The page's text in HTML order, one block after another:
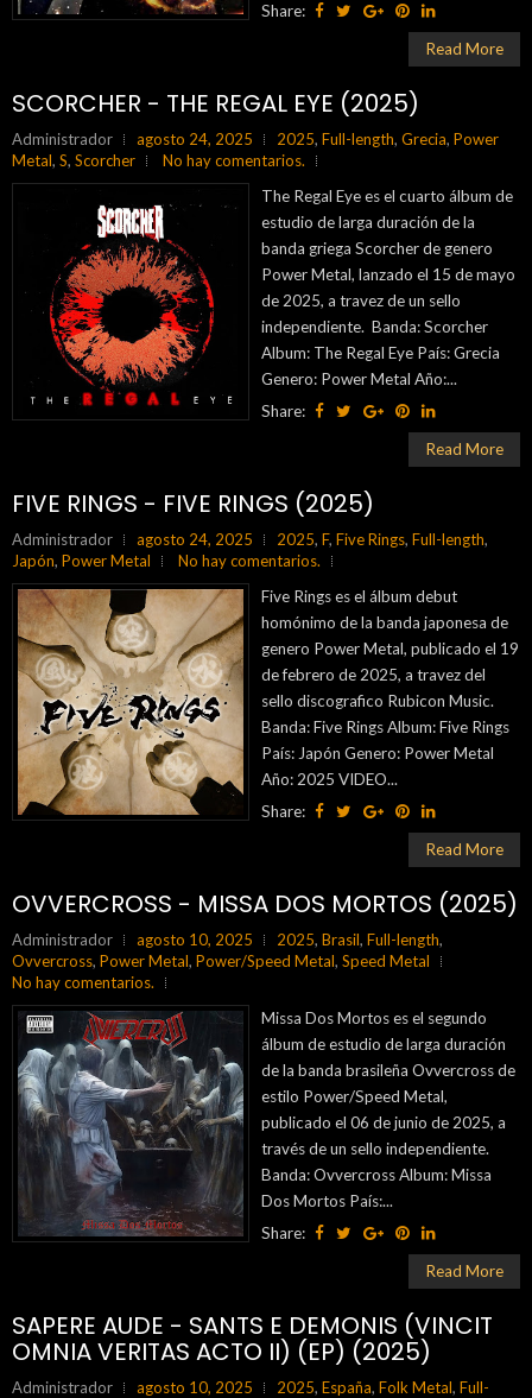
Share:
Read More
SCORCHER - THE REGAL EYE (2025)
Administrador agosto 24, 2025 2025, Full-length, Grecia, Power
Metal, S, Scorcher
No hay comentarios.
The Regal Eye es el cuarto álbum de
estudio de larga duración de la
banda griega Scorcher de genero
Power Metal, lanzado el 15 de mayo
de 2025, a travez de un sello
independiente. Banda: Scorcher
Album: The Regal Eye País: Grecia
Genero: Power Metal Año:...
Share:
Read More
FIVE RINGS - FIVE RINGS (2025)
Administrador agosto 24, 2025 2025, F, Five Rings, Full-length,
Japón, Power Metal
No hay comentarios.
Five Rings es el álbum debut
homónimo de la banda japonesa de
genero Power Metal, publicado el 19
de febrero de 2025, a travez del
sello discografico Rubicon Music.
Banda: Five Rings Album: Five Rings
País: Japón Genero: Power Metal
Año: 2025 VIDEO...
Share:
Read More
OVVERCROSS - MISSA DOS MORTOS (2025)
Administrador agosto 10, 2025 2025, Brasil, Full-length,
Ovvercross, Power Metal, Power/Speed Metal, Speed Metal
No hay comentarios.
Missa Dos Mortos es el segundo
álbum de estudio de larga duración
de la banda brasileña Ovvercross de
estilo Power/Speed Metal,
publicado el 06 de junio de 2025, a
través de un sello independiente.
Banda: Ovvercross Album: Missa
Dos Mortos País:...
Share:
Read More
SAPERE AUDE - SANTS E DEMONIS (VINCIT
OMNIA VERITAS ACTO II) (EP) (2025)
Administrador agosto 10, 2025 2025, España, Folk Metal, Full-